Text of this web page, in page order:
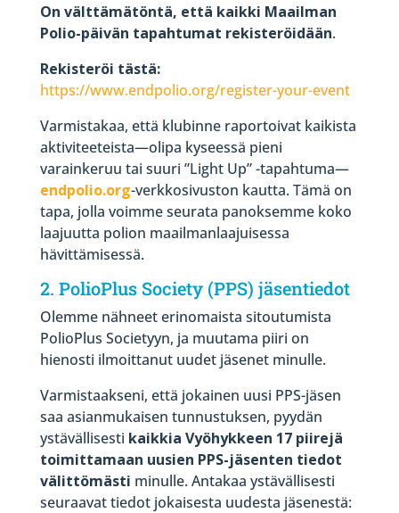
On välttämätöntä, että kaikki Maailman
Polio-päivän tapahtumat rekisteröidään.
Rekisteröi tästä:
https://www.endpolio.org/register-your-event
Varmistakaa, että klubinne raportoivat kaikista
aktiviteeteista—olipa kyseessä pieni
varainkeruu tai suuri ”Light Up” -tapahtuma—
endpolio.org-verkkosivuston kautta. Tämä on
tapa, jolla voimme seurata panoksemme koko
laajuutta polion maailmanlaajuisessa
hävittämisessä.
2. PolioPlus Society (PPS) jäsentiedot
Olemme nähneet erinomaista sitoutumista
PolioPlus Societyyn, ja muutama piiri on
hienosti ilmoittanut uudet jäsenet minulle.
Varmistaakseni, että jokainen uusi PPS-jäsen
saa asianmukaisen tunnustuksen, pyydän
ystävällisesti kaikkia Vyöhykkeen 17 piirejä
toimittamaan uusien PPS-jäsenten tiedot
välittömästi minulle. Antakaa ystävällisesti
seuraavat tiedot jokaisesta uudesta jäsenestä: